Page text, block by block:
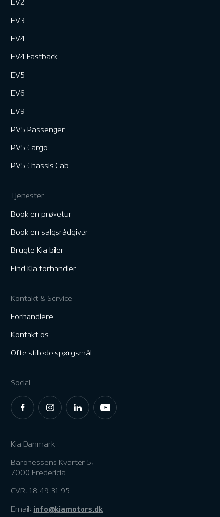
EV2
EV3
EV4
EV4 Fastback
EV5
EV6
EV9
PV5 Passenger
PV5 Cargo
PV5 Chassis Cab
Tjenester
Book en prøvetur
Book en salgsrådgiver
Brugte Kia biler
Find Kia forhandler
Kontakt & Service
Forhandlere
Kontakt os
Ofte stillede spørgsmål
Social
Kia Danmark
Baronessens Kvarter 5,
7000 Fredericia
CVR: 18 49 31 95
Email: info@kiamotors.dk